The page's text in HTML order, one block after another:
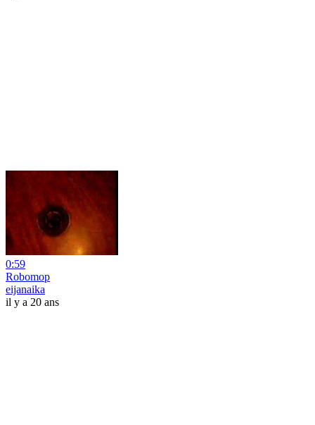
0:59
Robomop
eijanaika
il y a 20 ans